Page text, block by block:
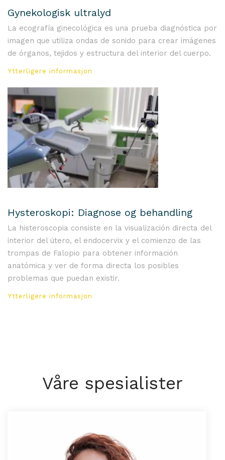
Gynekologisk ultralyd
La ecografía ginecológica es una prueba diagnóstica por
imagen que utiliza ondas de sonido para crear imágenes
de órganos, tejidos y estructura del interior del cuerpo.
Ytterligere informasjon
Hysteroskopi: Diagnose og behandling
La histeroscopia consiste en la visualización directa del
interior del útero, el endocervix y el comienzo de las
trompas de Falopio para obtener información
anatómica y ver de forma directa los posibles
problemas que puedan existir.
Ytterligere informasjon
Våre spesialister